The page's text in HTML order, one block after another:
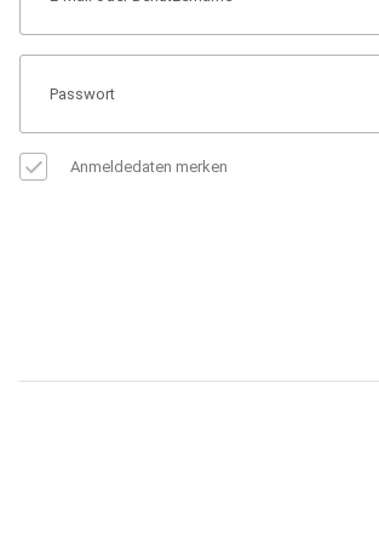
Anmeldedaten merken